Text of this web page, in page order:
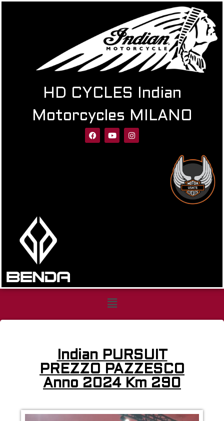
HD CYCLES Indian
Motorcycles MILANO
Indian PURSUIT
PREZZO PAZZESCO
Anno 2024 Km 290